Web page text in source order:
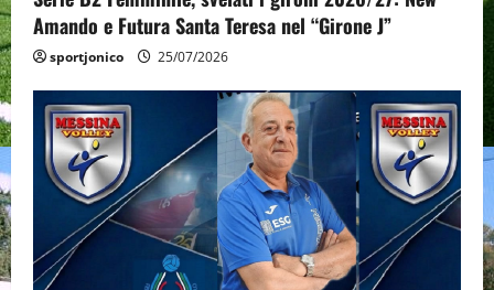
n
Amando e Futura Santa Teresa nel “Girone J”
sportjonico 25/07/2026